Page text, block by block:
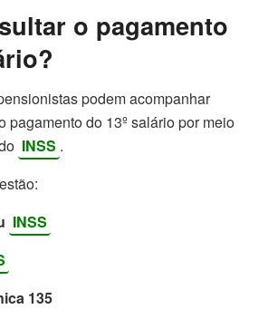
o pagamento
podem acompanhar
pagamento do 13º salário por meio
INSS .
INSS
135